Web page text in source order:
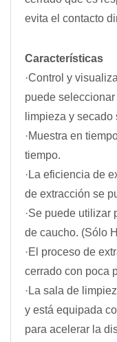
evita el contacto
Características
·Control y
puede
limpieza y
·Muestra en
tiempo.
·La eficiencia de
de extracción se
·Se puede utilizar
de caucho. (Sólo
·El proceso de
cerrado con poca
·La sala de
y está equipada
para acelerar la